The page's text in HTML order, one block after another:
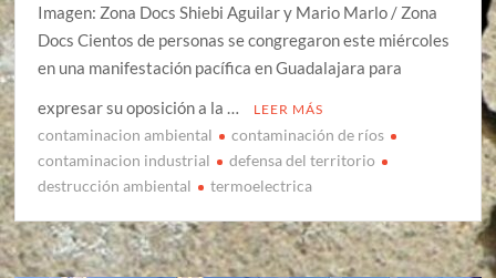
Imagen: Zona Docs Shiebi Aguilar y Mario Marlo / Zona
Docs Cientos de personas se congregaron este miércoles
en una manifestación pacífica en Guadalajara para
expresar su oposición a la …
LEER MÁS
contaminacion ambiental
contaminación de ríos
contaminacion industrial
defensa del territorio
destrucción ambiental
termoelectrica